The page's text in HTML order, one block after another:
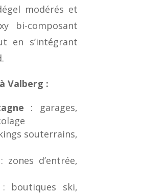
modérés et
bi-composant
en s’intégrant
Valberg :
: garages,
souterrains,
: zones d’entrée,
: boutiques ski,